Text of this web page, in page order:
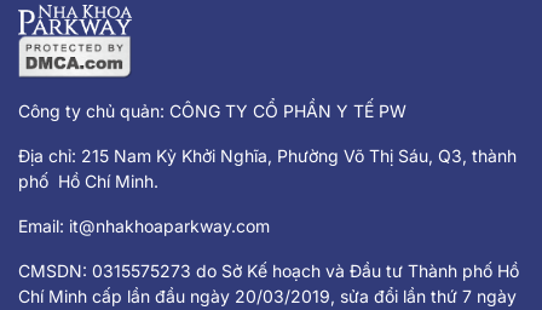
Công ty chủ quản: CÔNG TY CỔ PHẦN Y TẾ PW
Địa chỉ: 215 Nam Kỳ Khởi Nghĩa, Phường Võ Thị Sáu, Q3, thành
phố Hồ Chí Minh.
Email: it@nhakhoaparkway.com
CMSDN: 0315575273 do Sở Kế hoạch và Đầu tư Thành phố Hồ
Chí Minh cấp lần đầu ngày 20/03/2019, sửa đổi lần thứ 7 ngày